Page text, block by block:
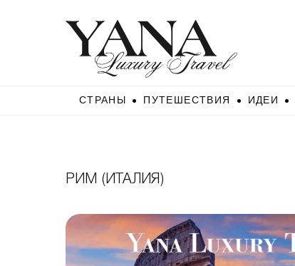
СТРАНЫ ПУТЕШЕСТВИЯ ИДЕИ
РИМ (ИТАЛИЯ)